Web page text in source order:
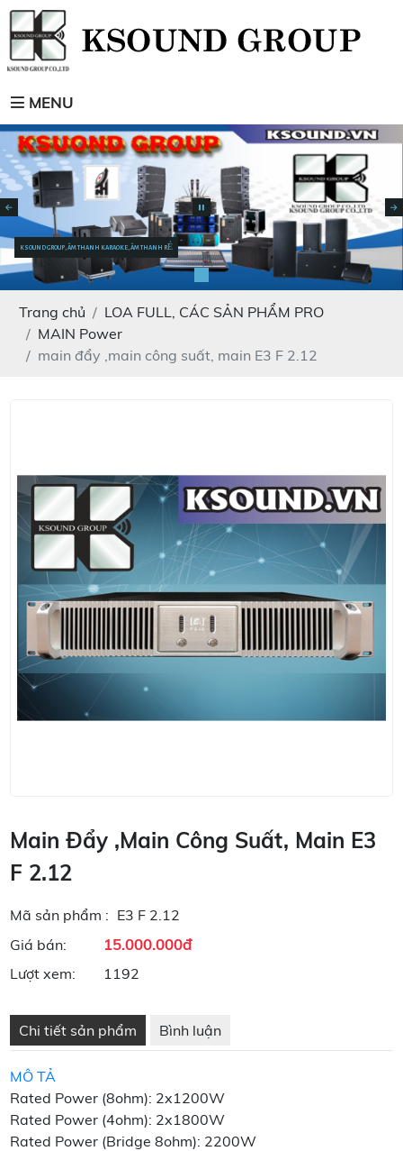
MENU
KSOUND GROUP, ÂM THANH KARAOKE, ÂM THANH RẺ
Trang chủ
LOA FULL, CÁC SẢN PHẨM PRO
MAIN Power
main đẩy ,main công suất, main E3 F 2.12
Main Đẩy ,main Công Suất, Main E3
F 2.12
Mã sản phẩm : E3 F 2.12
Giá bán:
15.000.000đ
Lượt xem: 1192
Chi tiết sản phẩm Bình luận
MÔ TẢ
Rated Power (8ohm): 2x1200W
Rated Power (4ohm): 2x1800W
Rated Power (Bridge 8ohm): 2200W